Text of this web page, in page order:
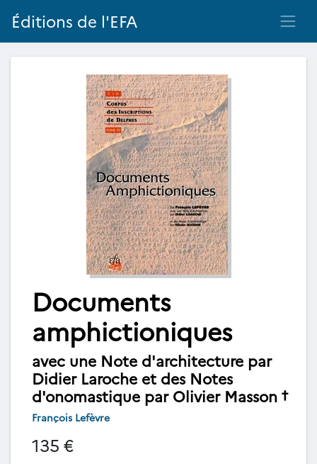
Éditions de l'EFA
Documents
amphictioniques
avec une Note d'architecture par
Didier Laroche et des Notes
d'onomastique par Olivier Masson †
François Lefèvre
135 €